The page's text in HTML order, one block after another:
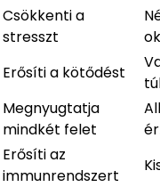
Csökkenti a
stresszt
Erősíti a kötődést
Megnyugtatja
mindkét felet
Erősíti az
immunrendszert